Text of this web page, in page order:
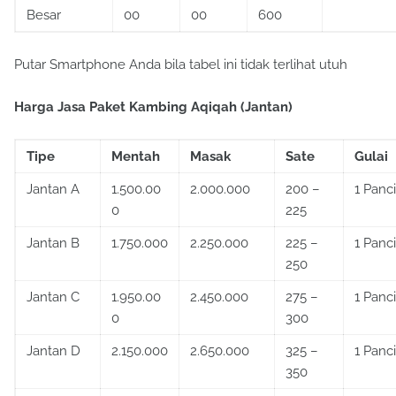
Besar
00
00
600
Putar Smartphone Anda bila tabel ini tidak terlihat utuh
Harga Jasa Paket Kambing Aqiqah (Jantan)
Tipe Mentah Masak Sate Gulai
Jantan A
1.500.00
0
2.000.000
200 –
225
1 Panci
Jantan B 1.750.000 2.250.000
225 –
250
1 Panci
Jantan C
1.950.00
0
2.450.000
275 –
300
1 Panci
Jantan D 2.150.000 2.650.000
325 –
350
1 Panci